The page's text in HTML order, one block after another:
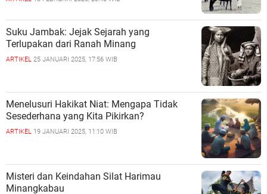
Suku Jambak: Jejak Sejarah yang
Terlupakan dari Ranah Minang
ARTIKEL 25 JANUARI 2025, 17:56 WIB
Menelusuri Hakikat Niat: Mengapa Tidak
Sesederhana yang Kita Pikirkan?
ARTIKEL 19 JANUARI 2025, 11:10 WIB
Misteri dan Keindahan Silat Harimau
Minangkabau